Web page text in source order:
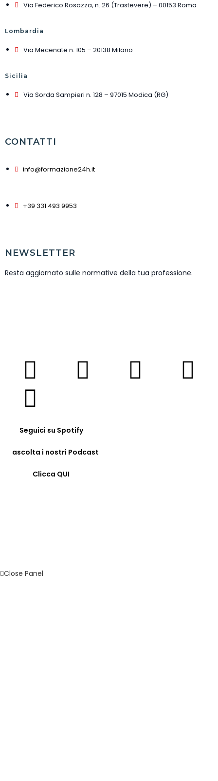
Via Federico Rosazza, n. 26 (Trastevere) – 00153 Roma
Lombardia
Via Mecenate n. 105 – 20138 Milano
Sicilia
Via Sorda Sampieri n. 128 – 97015 Modica (RG)
CONTATTI
info@formazione24h.it
+39 331 493 9953
NEWSLETTER
Resta aggiornato sulle normative della tua professione.
Seguici su Spotify
ascolta i nostri Podcast
Clicca QUI
Close Panel